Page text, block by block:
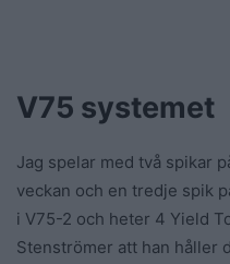
V75 systemet
Jag spelar med två spikar
veckan och en tredje spik
i V75-2 och heter 4 Yield
Stenströmer att han håller